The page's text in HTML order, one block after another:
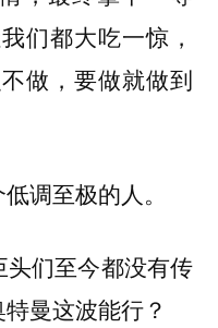
们都大吃一惊，
做，要做就做到
调至极的人。
们至今都没有传
曼这波能行？